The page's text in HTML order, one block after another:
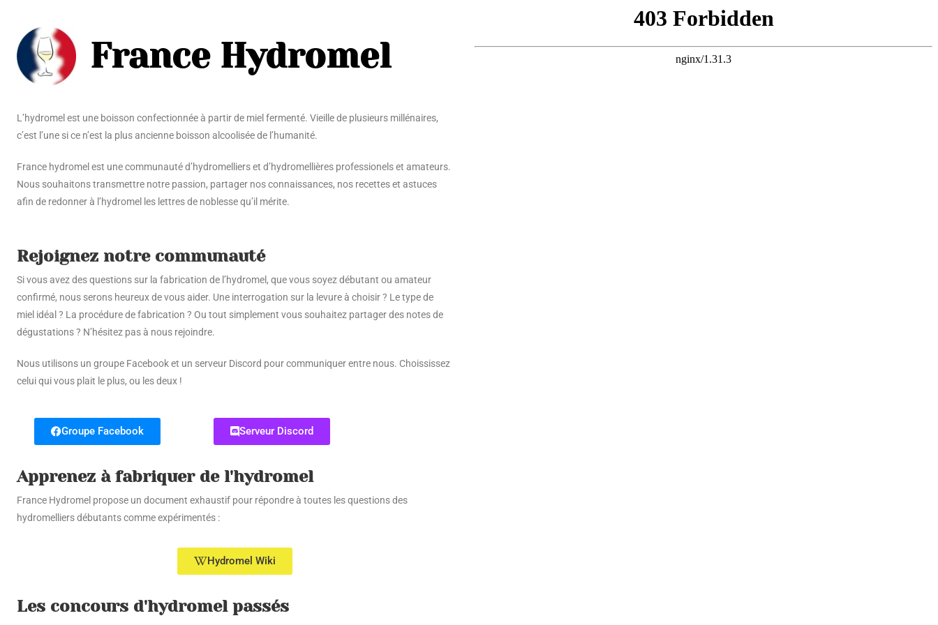
France Hydromel
L’hydromel est une boisson confectionnée à partir de miel fermenté. Vieille de plusieurs millénaires,
c’est l’une si ce n’est la plus ancienne boisson alcoolisée de l’humanité.
France hydromel est une communauté d’hydromelliers et d’hydromellières professionels et amateurs.
Nous souhaitons transmettre notre passion, partager nos connaissances, nos recettes et astuces
afin de redonner à l’hydromel les lettres de noblesse qu’il mérite.
Rejoignez notre communauté
Si vous avez des questions sur la fabrication de l’hydromel, que vous soyez débutant ou amateur
confirmé, nous serons heureux de vous aider. Une interrogation sur la levure à choisir ? Le type de
miel idéal ? La procédure de fabrication ? Ou tout simplement vous souhaitez partager des notes de
dégustations ? N’hésitez pas à nous rejoindre.
Nous utilisons un groupe Facebook et un serveur Discord pour communiquer entre nous. Choississez
celui qui vous plait le plus, ou les deux !
Groupe Facebook Serveur Discord
Apprenez à fabriquer de l'hydromel
France Hydromel propose un document exhaustif pour répondre à toutes les questions des
hydromelliers débutants comme expérimentés :
Hydromel Wiki
Les concours d'hydromel passés